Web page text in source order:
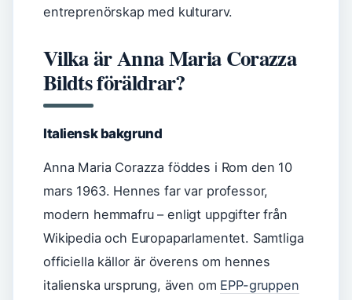
entreprenörskap med kulturarv.
Vilka är Anna Maria Corazza
Bildts föräldrar?
Italiensk bakgrund
Anna Maria Corazza föddes i Rom den 10
mars 1963. Hennes far var professor,
modern hemmafru – enligt uppgifter från
Wikipedia och Europaparlamentet. Samtliga
officiella källor är överens om hennes
italienska ursprung, även om EPP-gruppen